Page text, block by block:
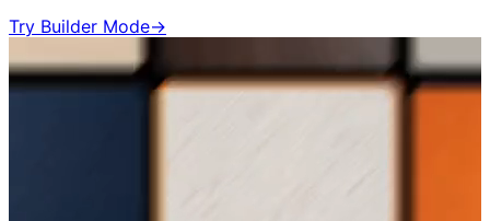
Try Builder Mode→